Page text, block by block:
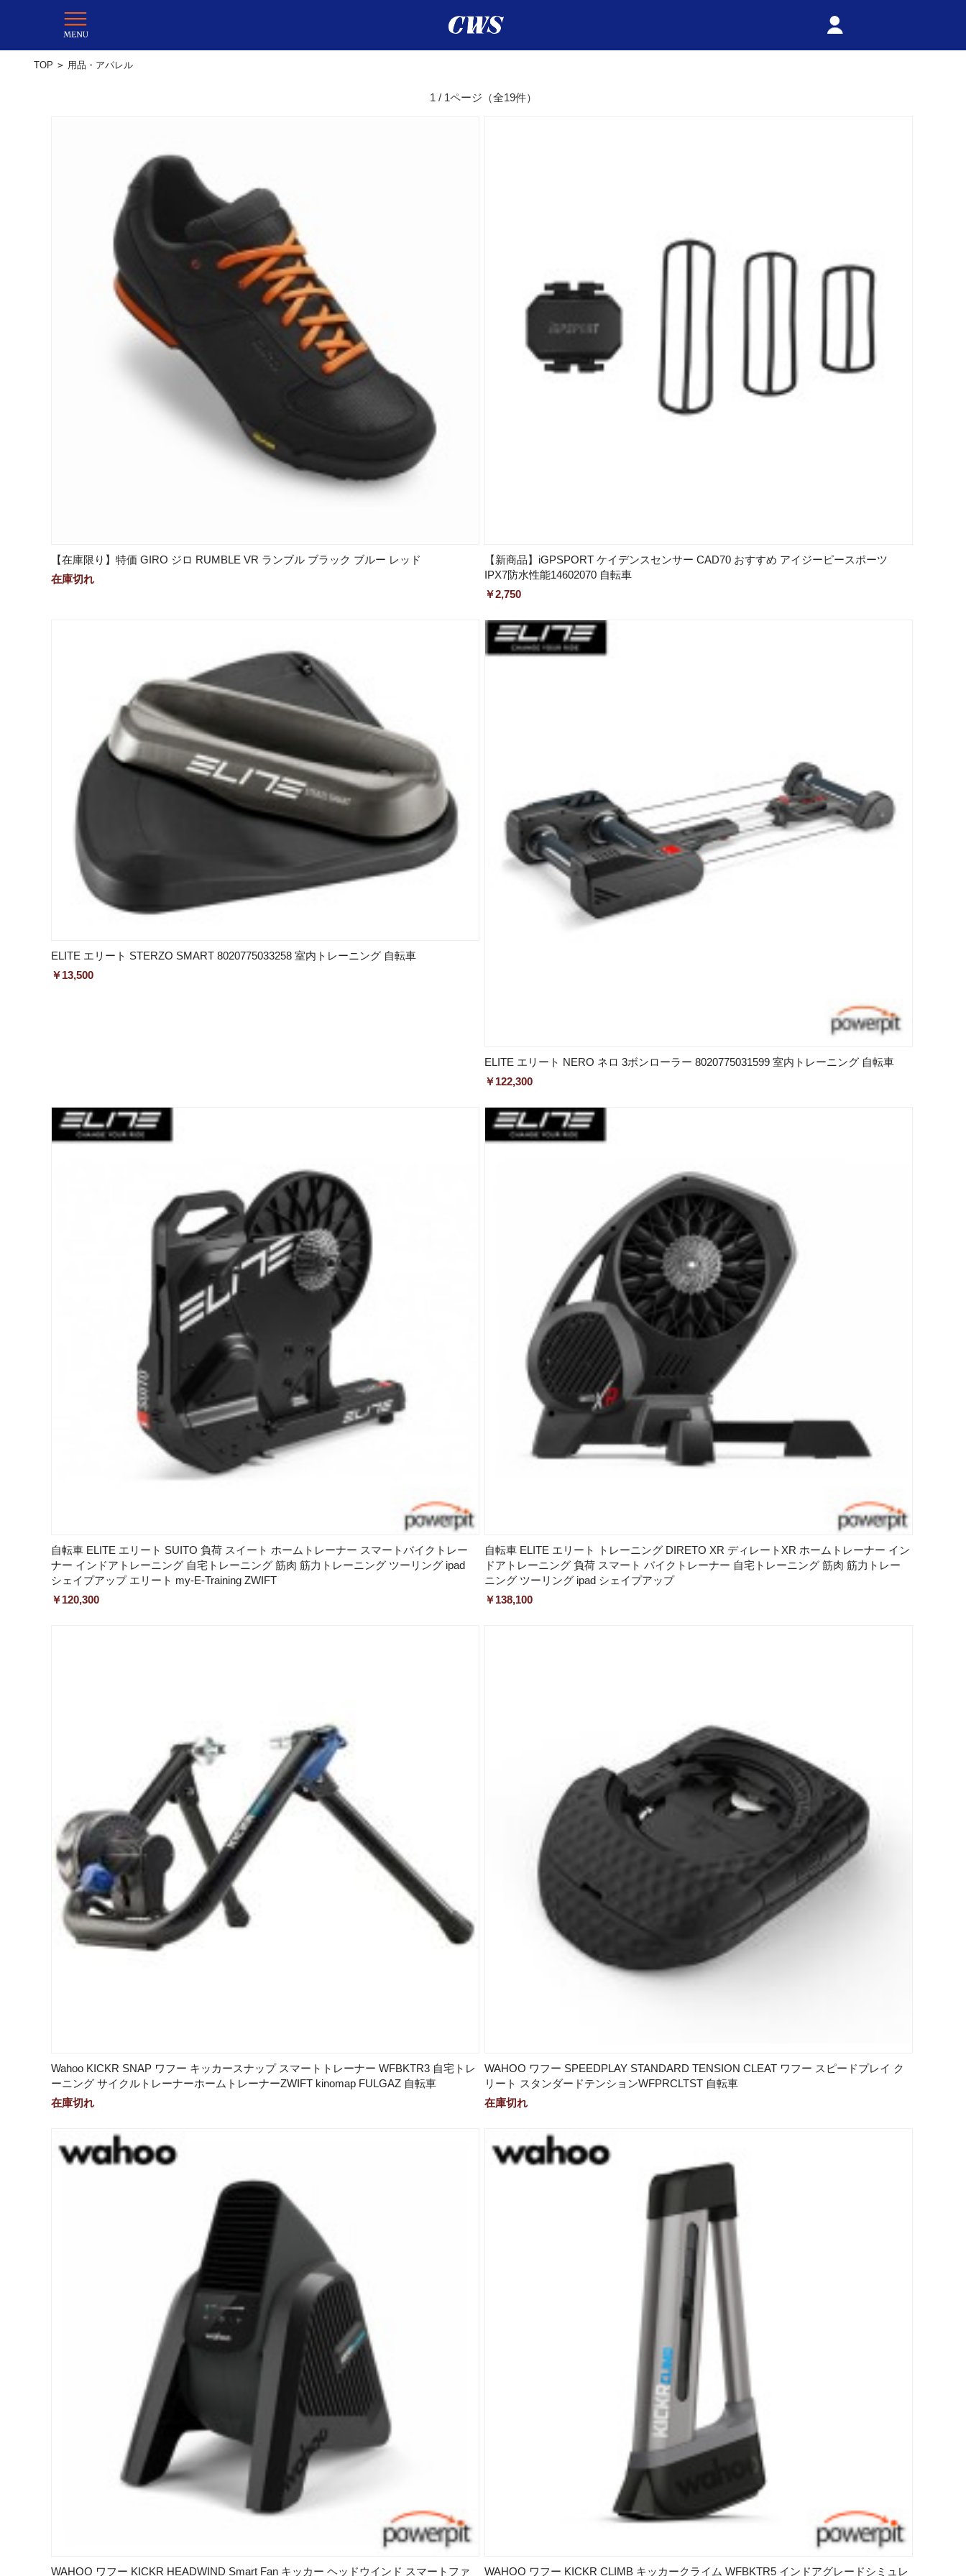
TOP > 用品・アパレル
1 / 1ページ （全19件）
【在庫限り】特価 GIRO ジロ RUMBLE VR ランブル ブラック ブルー レッド
在庫切れ
【新商品】iGPSPORT ケイデンスセンサー CAD70 おすすめ アイジーピースポーツ
IPX7防水性能14602070 自転車
￥2,750
ELITE エリート STERZO SMART 8020775033258 室内トレーニング 自転車
￥13,500
ELITE エリート NERO ネロ 3ボンローラー 8020775031599 室内トレーニング 自転車
￥122,300
自転車 ELITE エリート SUITO 負荷 スイート ホームトレーナー スマートバイクトレー
ナー インドアトレーニング 自宅トレーニング 筋肉 筋力トレーニング ツーリング ipad
シェイプアップ エリート my-E-Training ZWIFT
￥120,300
自転車 ELITE エリート トレーニング DIRETO XR ディレートXR ホームトレーナー イン
ドアトレーニング 負荷 スマート バイクトレーナー 自宅トレーニング 筋肉 筋力トレー
ニング ツーリング ipad シェイプアップ
￥138,100
Wahoo KICKR SNAP ワフー キッカースナップ スマートトレーナー WFBKTR3 自宅トレ
ーニング サイクルトレーナーホームトレーナーZWIFT kinomap FULGAZ 自転車
在庫切れ
WAHOO ワフー SPEEDPLAY STANDARD TENSION CLEAT ワフー スピードプレイ ク
リート スタンダードテンションWFPRCLTST 自転車
在庫切れ
WAHOO ワフー KICKR HEADWIND Smart Fan キッカー ヘッドウインド スマートファ WAHOO ワフー KICKR CLIMB キッカークライム WFBKTR5 インドアグレードシミュレ